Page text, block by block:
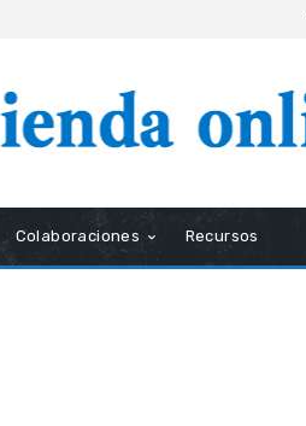
Colaboraciones Recursos